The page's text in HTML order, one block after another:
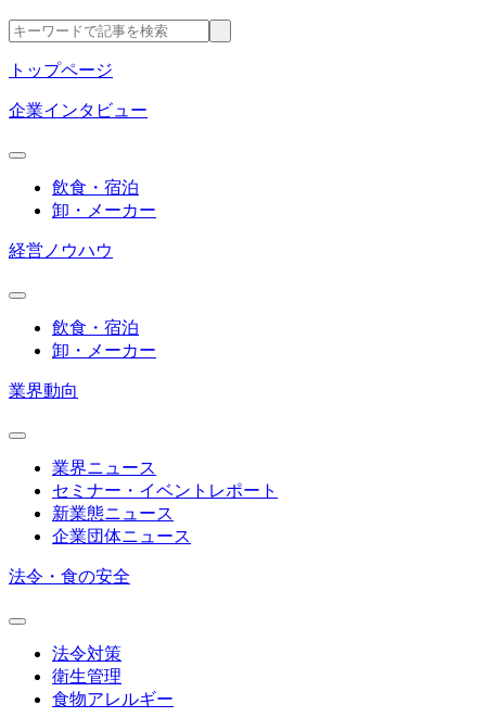
トップページ
企業インタビュー
飲食・宿泊
卸・メーカー
経営ノウハウ
飲食・宿泊
卸・メーカー
業界動向
業界ニュース
セミナー・イベントレポート
新業態ニュース
企業団体ニュース
法令・食の安全
法令対策
衛生管理
食物アレルギー